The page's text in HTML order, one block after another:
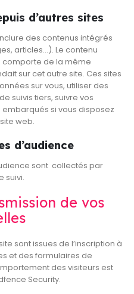
d’autres sites
des contenus intégrés
articles…). Le contenu
comporte de la même
sur cet autre site. Ces sites
sur vous, utiliser des
suivis tiers, suivre vos
si vous disposez
web.
d’audience
sont collectés par
suivi.
de vos
sont issues de l’inscription à
et des formulaires de
des visiteurs est
Security.